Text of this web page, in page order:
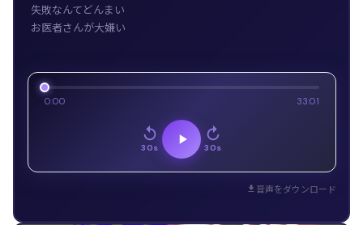
失敗なんてどんまい
お医者さんが大嫌い
0:00 33:01
30s 30s
音声をダウンロード